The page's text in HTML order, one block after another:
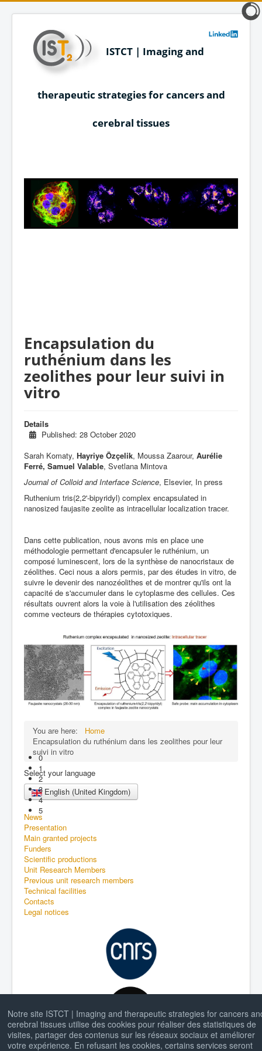
ISTCT | Imaging and
therapeutic strategies for cancers and
cerebral tissues
Notre site ISTCT | Imaging and therapeutic strategies for cancers
cerebral tissues utilise des cookies pour réaliser des statistiques de
visites, partager des contenus sur les réseaux sociaux et améliorer
votre expérience. En refusant les cookies, certains services seront
0
1
2
3
4
5
Encapsulation du
ruthénium dans les
zeolithes pour leur suivi in
vitro
Details
Published: 28 October 2020
Sarah Komaty, Hayriye Özçelik, Moussa Zaarour, Aurélie
Ferré, Samuel Valable, Svetlana Mintova
Journal of Colloid and Interface Science, Elsevier, In press
Ruthenium tris(2,2'-bipyridyl) complex encapsulated in
nanosized faujasite zeolite as intracellular localization tracer.
Dans cette publication, nous avons mis en place une
méthodologie permettant d'encapsuler le ruthénium, un
composé luminescent, lors de la synthèse de nanocristaux de
zéolithes. Ceci nous a alors permis, par des études in vitro, de
suivre le devenir des nanozéolithes et de montrer qu'ils ont la
capacité de s'accumuler dans le cytoplasme des cellules. Ces
résultats ouvrent alors la voie à l'utilisation des zéolithes
comme vecteurs de thérapies cytotoxiques.
You are here:
Home
Encapsulation du ruthénium dans les zeolithes pour leur
suivi in vitro
Select your language
English (United Kingdom)
News
Presentation
Main granted projects
Funders
Scientific productions
Unit Research Members
Previous unit research members
Technical facilities
Contacts
Legal notices